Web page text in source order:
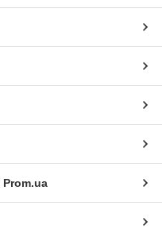
Prom.ua